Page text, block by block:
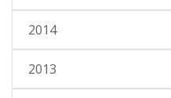
2014
2013